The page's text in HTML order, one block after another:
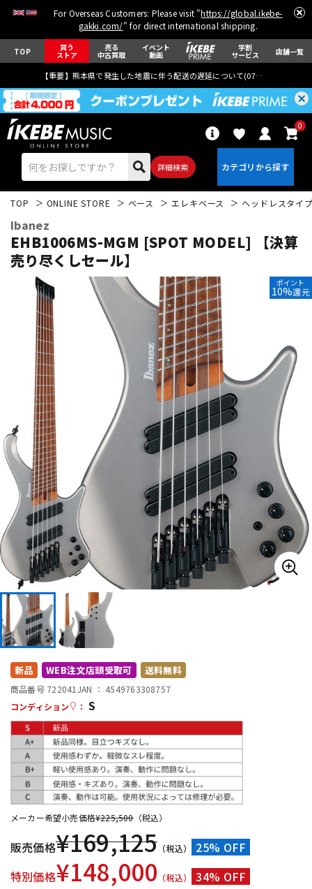
For Overseas Customers: Please visit "https://global.ikebe-
gakki.com/" for direct international shipping.
TOP 買う
ストア
売る
中古買取
イベント
動画
学割
サービス 店舗一覧
【重要】熊本県で発生した地震に伴う配送の遅延について(07月29日
詳細検索
0
エレキギター アコギ/エレアコ
ウクレレ
パーカッション
電子ピアノ
管楽器 その他楽器
アンプ エフェクター
DTM オンライン納品
配信/ライブ機器
中古 ヴィンテージ
TOP ONLINE STORE ベース エレキベース ヘッドレスタイ
Ibanez
EHB1006MS-MGM [SPOT MODEL] 【決算
売り尽くしセール】
ポイント
10%還元
新品 WEB注文店頭受取可 送料無料
商品番号 722041 JAN ： 4549763308757
コンディション
： S
メーカー希望小売価格¥225,500（税込）
販売価格¥169,125 （税込）
25% OFF
特別価格¥148,000 （税込） 34% OFF